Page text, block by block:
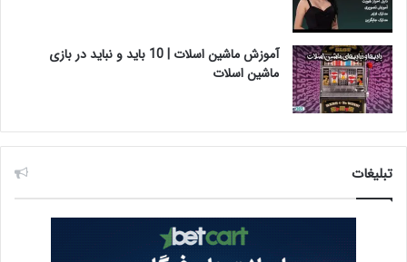
آموزش ماشین اسلات | 10 باید و نباید در بازی
ماشین اسلات
تبلیغات